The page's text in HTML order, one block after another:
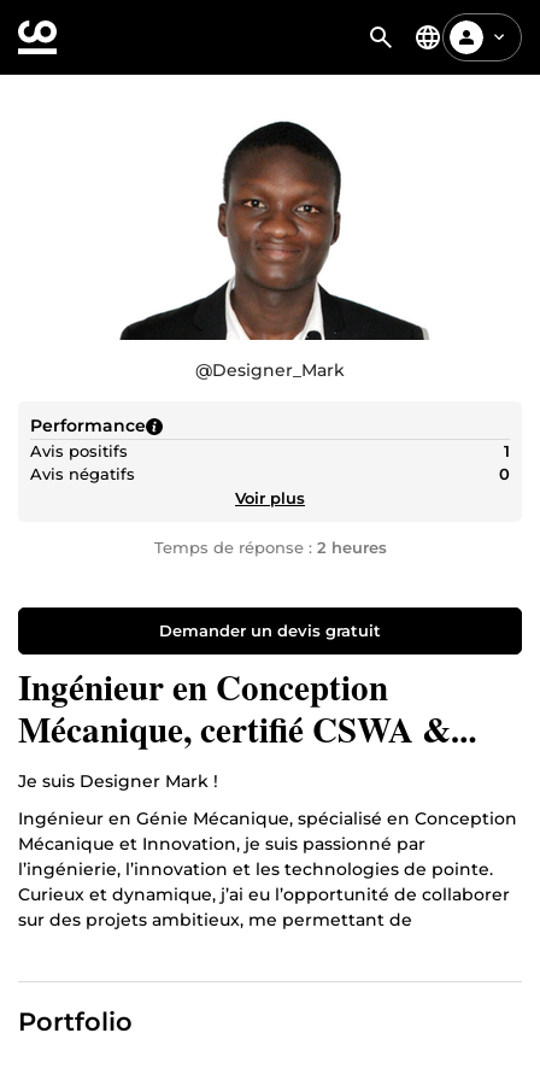
@Designer_Mark
Performance
Avis positifs
1
Avis négatifs
0
Voir plus
Temps de réponse : 2 heures
Demander un devis gratuit
Ingénieur en Conception
Mécanique, certifié CSWA &
CSWP
Je suis Designer Mark !
Ingénieur en Génie Mécanique, spécialisé en Conception
Mécanique et Innovation, je suis passionné par
l’ingénierie, l’innovation et les technologies de pointe.
Curieux et dynamique, j’ai eu l’opportunité de collaborer
sur des projets ambitieux, me permettant de
Tout au long de mon parcours, j’ai travaillé sur des projets
Portfolio